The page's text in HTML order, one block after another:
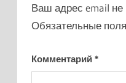
Ваш адрес email не
Обязательные
Комментарий *